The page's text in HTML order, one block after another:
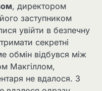
, директором
заступником
увійти в безпечну
секретні
обмін відбувся між
Макгіллом,
не вдалося. З